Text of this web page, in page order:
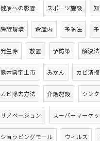
健康への影響 スポーツ施設
睡眠環境 倉庫内 予防法
発生源 放置 予防策 解決法
熊本県宇土市 みかん カビ清掃
カビ除去方法 介護施設 シンク
リノベ―ジョン スーパーマーケッ
ショッピングモール ウィルス